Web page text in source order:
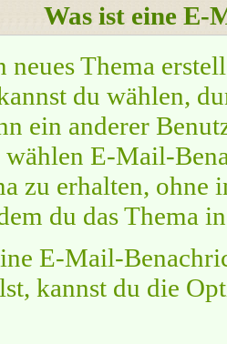
Was ist eine E-
neues Thema
du wählen,
ein anderer
wählen E-Mail-
zu erhalten, ohne
du das Thema
E-Mail-
kannst du die